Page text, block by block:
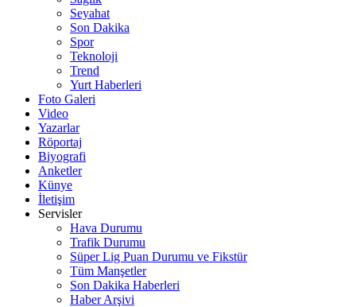
Seyahat
Son Dakika
Spor
Teknoloji
Trend
Yurt Haberleri
Foto Galeri
Video
Yazarlar
Röportaj
Biyografi
Anketler
Künye
İletişim
Servisler
Hava Durumu
Trafik Durumu
Süper Lig Puan Durumu ve Fikstür
Tüm Manşetler
Son Dakika Haberleri
Haber Arşivi